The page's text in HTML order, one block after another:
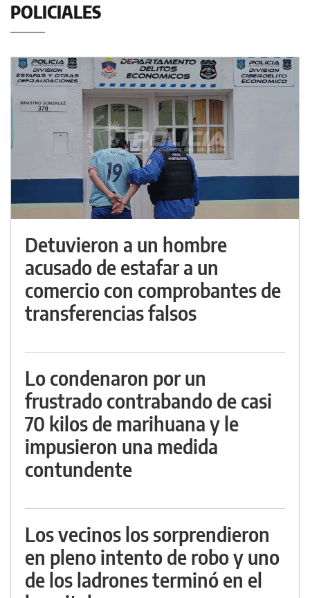
POLICIALES
Detuvieron a un hombre
acusado de estafar a un
comercio con comprobantes de
transferencias falsos
Lo condenaron por un
frustrado contrabando de casi
70 kilos de marihuana y le
impusieron una medida
contundente
Los vecinos los sorprendieron
en pleno intento de robo y uno
de los ladrones terminó en el